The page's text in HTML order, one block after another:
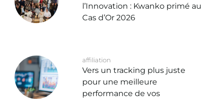
l’Innovation : Kwanko primé au
Cas d’Or 2026
affiliation
Vers un tracking plus juste
pour une meilleure
performance de vos